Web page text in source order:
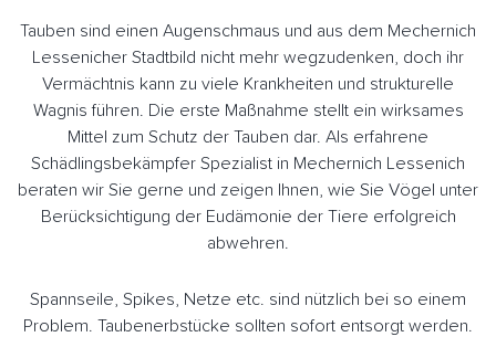
Tauben sind einen Augenschmaus und aus dem Mechernich
Lessenicher Stadtbild nicht mehr wegzudenken, doch ihr
Vermächtnis kann zu viele Krankheiten und strukturelle
Wagnis führen. Die erste Maßnahme stellt ein wirksames
Mittel zum Schutz der Tauben dar. Als erfahrene
Schädlingsbekämpfer Spezialist in Mechernich Lessenich
beraten wir Sie gerne und zeigen Ihnen, wie Sie Vögel unter
Berücksichtigung der Eudämonie der Tiere erfolgreich
abwehren.
Spannseile, Spikes, Netze etc. sind nützlich bei so einem
Problem. Taubenerbstücke sollten sofort entsorgt werden.